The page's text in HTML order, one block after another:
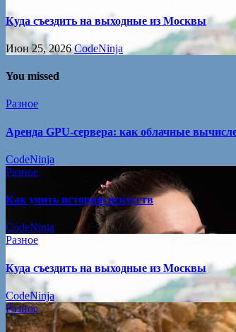
Куда съездить на выходные из Москвы
Июн 25, 2026CodeNinja
You missed
Разное
Аренда GPU-сервера: как облачные
CodeNinja
Разное
Как учить историю искусств
CodeNinja
Разное
Куда съездить на выходные из Москвы
CodeNinja
Разное